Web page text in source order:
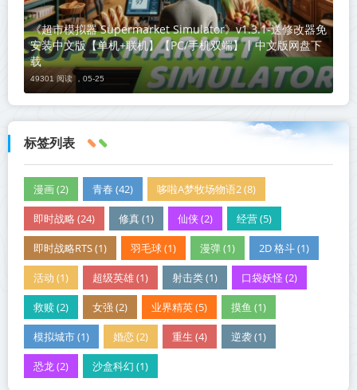
《超市模拟器 Supermarket Simulator》v1.3.1-送修改器免
安装中文版【单机+联机】【PC/手机双端】丨中文版网盘下
载
49301 阅读 ， 05-25
标签列表
漫画 (2) 青春 (42) 哆啦A梦牧场物语2 (8)
即时战略 (24) 修真 (1) 仙侠 (2) 经营 (5)
即时战略RTS (1) 羽毛球 (1) 漫弹 (1) 2D 格斗 (1)
活动 (1) 超级英雄 (1) 射击类 (1) 口袋妖怪 (2)
救赎 (2) 女强 (2) 业界精英 (5) 摸鱼 (1)
模拟城市 (1) 婚恋 (2) 重生 (4) 逆袭 (1)
恐龙 (2) 沙盒科幻 (1)